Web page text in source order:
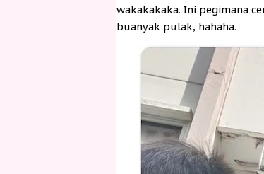
wakakakaka. Ini pegimana
buanyak pulak, hahaha.